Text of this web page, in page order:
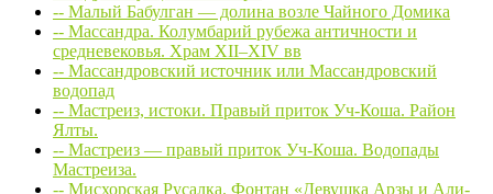
-- Малый Бабулган — долина возле Чайного Домика
-- Массандра. Колумбарий рубежа античности и
средневековья. Храм XII–XIV вв
-- Массандровский источник или Массандровский
водопад
-- Мастреиз, истоки. Правый приток Уч-Коша. Район
Ялты.
-- Мастреиз — правый приток Уч-Коша. Водопады
Мастреиза.
-- Мисхорская Русалка. Фонтан «Девушка Арзы и Али-